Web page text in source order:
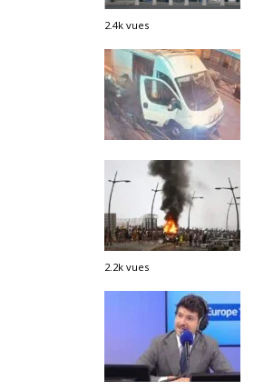
2.4k vues
2.2k vues